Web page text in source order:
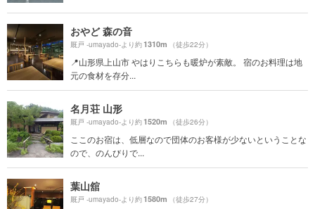
おやど 森の音
厩戸 -umayado-より約1310m （徒歩22分）
📍山形県上山市 やはりこちらも暖炉が素敵。 宿のお料理は地
元の食材を存分...
名月荘 山形
厩戸 -umayado-より約1520m （徒歩26分）
ここのお宿は、低層なので団体のお客様が少ないということな
ので、のんびりで...
葉山舘
厩戸 -umayado-より約1580m （徒歩27分）